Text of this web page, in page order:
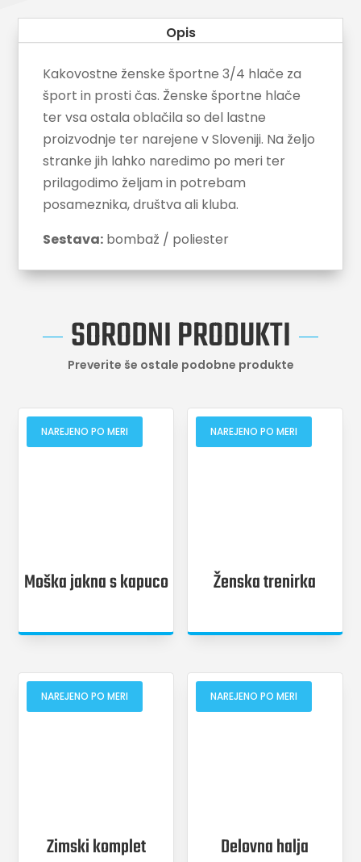
Opis
Kakovostne ženske športne 3/4 hlače za
šport in prosti čas. Ženske športne hlače
ter vsa ostala oblačila so del lastne
proizvodnje ter narejene v Sloveniji. Na željo
stranke jih lahko naredimo po meri ter
prilagodimo željam in potrebam
posameznika, društva ali kluba.
Sestava: bombaž / poliester
SORODNI PRODUKTI
Preverite še ostale podobne produkte
NAREJENO PO MERI
Moška jakna s kapuco
NAREJENO PO MERI
Ženska trenirka
NAREJENO PO MERI
Zimski komplet
NAREJENO PO MERI
Delovna halja